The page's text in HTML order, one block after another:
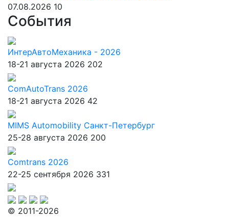
07.08.2026 10
События
ИнтерАвтоМеханика - 2026
18-21 августа 2026 202
ComAutoTrans 2026
18-21 августа 2026 42
MIMS Automobility Санкт-Петербург
25-28 августа 2026 200
Comtrans 2026
22-25 сентября 2026 331
© 2011-2026